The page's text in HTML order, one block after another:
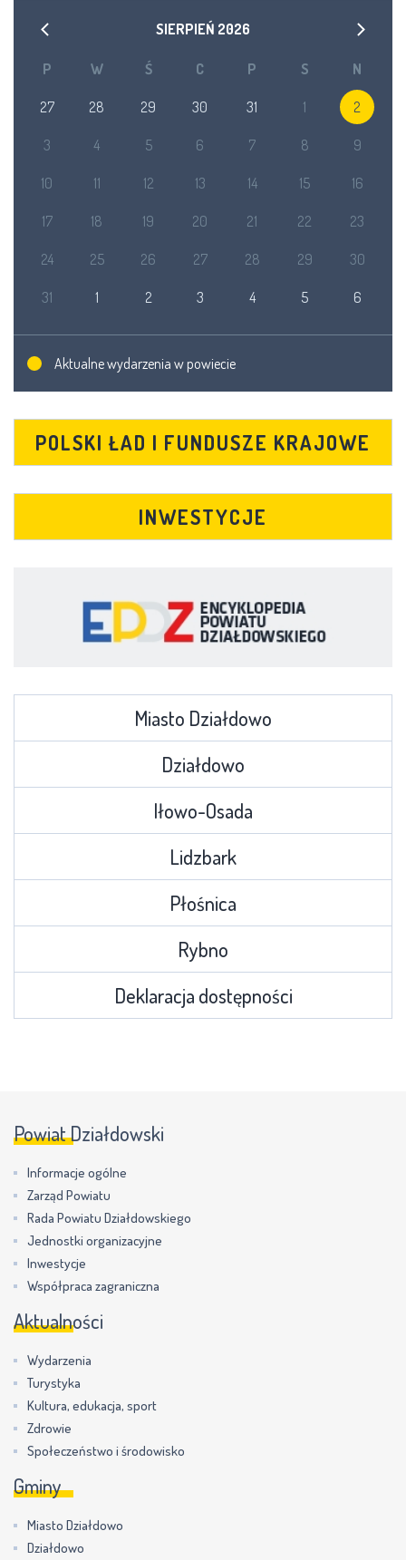
SIERPIEŃ 2026
P W Ś C P S N
27 28 29 30 31 1 2
3 4 5 6 7 8 9
10 11 12 13 14 15 16
17 18 19 20 21 22 23
24 25 26 27 28 29 30
31 1 2 3 4 5 6
Aktualne wydarzenia w powiecie
POLSKI ŁAD I FUNDUSZE KRAJOWE
INWESTYCJE
Miasto Działdowo
Działdowo
Iłowo-Osada
Lidzbark
Płośnica
Rybno
Deklaracja dostępności
Powiat Działdowski
Informacje ogólne
Zarząd Powiatu
Rada Powiatu Działdowskiego
Jednostki organizacyjne
Inwestycje
Współpraca zagraniczna
Aktualności
Wydarzenia
Turystyka
Kultura, edukacja, sport
Zdrowie
Społeczeństwo i środowisko
Gminy
Miasto Działdowo
Działdowo